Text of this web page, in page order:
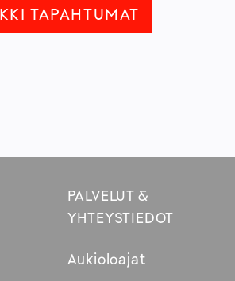
TAPAHTUMAT
PALVELUT &
YHTEYSTIEDOT
Aukioloajat